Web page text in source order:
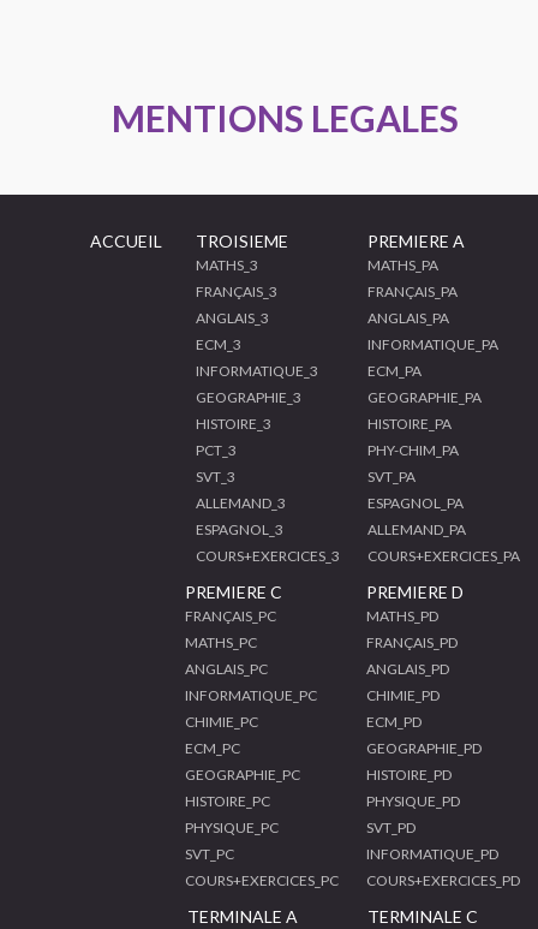
MENTIONS LEGALES
ACCUEIL TROISIEME
MATHS_3
FRANÇAIS_3
ANGLAIS_3
ECM_3
INFORMATIQUE_3
GEOGRAPHIE_3
HISTOIRE_3
PCT_3
SVT_3
ALLEMAND_3
ESPAGNOL_3
COURS+EXERCICES_3
PREMIERE A
MATHS_PA
FRANÇAIS_PA
ANGLAIS_PA
INFORMATIQUE_PA
ECM_PA
GEOGRAPHIE_PA
HISTOIRE_PA
PHY-CHIM_PA
SVT_PA
ESPAGNOL_PA
ALLEMAND_PA
COURS+EXERCICES_PA
PREMIERE C
FRANÇAIS_PC
MATHS_PC
ANGLAIS_PC
INFORMATIQUE_PC
CHIMIE_PC
ECM_PC
GEOGRAPHIE_PC
HISTOIRE_PC
PHYSIQUE_PC
SVT_PC
COURS+EXERCICES_PC
PREMIERE D
MATHS_PD
FRANÇAIS_PD
ANGLAIS_PD
CHIMIE_PD
ECM_PD
GEOGRAPHIE_PD
HISTOIRE_PD
PHYSIQUE_PD
SVT_PD
INFORMATIQUE_PD
COURS+EXERCICES_PD
TERMINALE A TERMINALE C